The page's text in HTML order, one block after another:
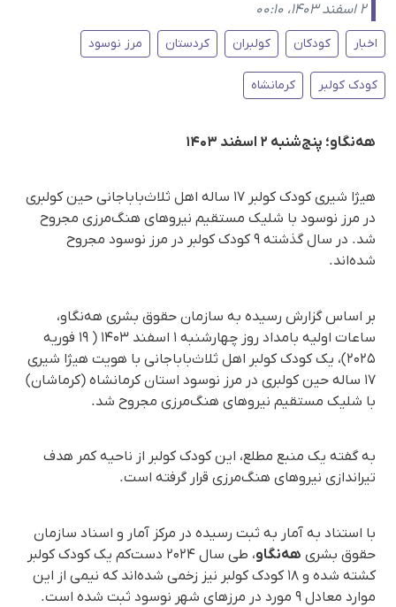
۲ اسفند ۱۴۰۳، ۰۰:۱۰
اخبار کودکان کولبران کردستان مرز نوسود
کودک کولبر کرمانشاه
هه‌نگاو؛ پنج‌شنبه ۲ اسفند ۱۴۰۳
هیژا شیری کودک کولبر ۱۷ ساله اهل ثلاث‌باباجانی حین کولبری
در مرز نوسود با شلیک مستقیم نیروهای هنگ‌مرزی مجروح
شد. در سال گذشته ۹ کودک کولبر در مرز نوسود مجروح
شده‌اند.
بر اساس گزارش رسیده به سازمان حقوق بشری هه‌نگاو،
ساعات اولیه بامداد روز چهارشنبه ۱ اسفند ۱۴۰۳ ( ۱۹ فوریه
۲۰۲۵)، یک کودک کولبر اهل ثلاث‌باباجانی با هویت هیژا شیری
۱۷ ساله حین کولبری در مرز نوسود استان کرمانشاه (کرماشان)
با شلیک مستقیم نیروهای هنگ‌مرزی مجروح شد.
به گفته یک منبع مطلع، این کودک کولبر از ناحیه کمر هدف
تیراندازی نیروهای هنگ‌مرزی قرار گرفته است.
با استناد به آمار به ثبت رسیده در مرکز آمار و اسناد سازمان
حقوق بشری هه‌نگاو
، طی سال ۲۰۲۴ دست‌کم یک کودک کولبر
کشته شده و ۱۸ کودک کولبر نیز زخمی شده‌اند که نیمی از این
موارد معادل ۹ مورد در مرزهای شهر نوسود ثبت شده است.